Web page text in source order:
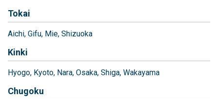
Tokai
Aichi Gifu Mie Shizuoka
Kinki
Hyogo Kyoto Nara Osaka Shiga Wakayama
Chugoku